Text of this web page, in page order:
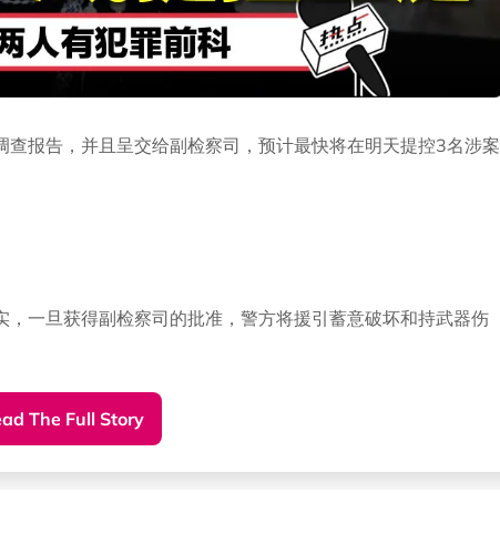
报告，并且呈交给副检察司，预计最快将在明天提控3名涉案
一旦获得副检察司的批准，警方将援引蓄意破坏和持武器伤
情。”
The Full Story